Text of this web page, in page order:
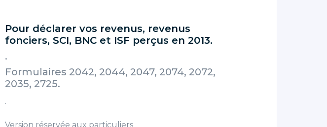
Pour déclarer vos revenus, revenus
fonciers, SCI, BNC et ISF perçus en 2013.
.
Formulaires 2042, 2044, 2047, 2074, 2072,
2035, 2725.
.
Version réservée aux particuliers.